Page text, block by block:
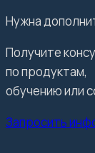
Нужна
Получите
по продуктам,
обучению или
Запросить